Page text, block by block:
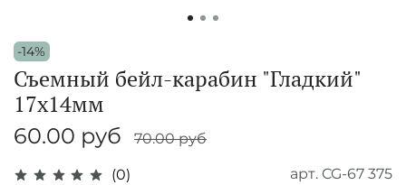
-14%
(0) арт. CG-67 375
Съемный бейл-карабин "Гладкий"
17х14мм
60.00 руб 70.00 руб